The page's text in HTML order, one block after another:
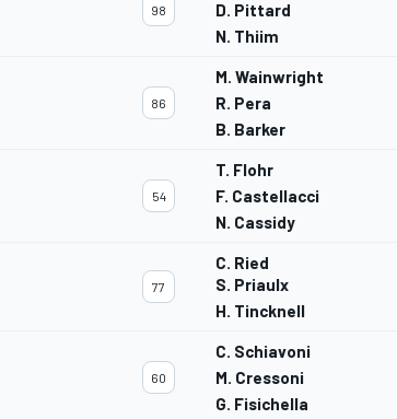
98
D. Pittard
N. Thiim
86
M. Wainwright
R. Pera
B. Barker
54
T. Flohr
F. Castellacci
N. Cassidy
77
C. Ried
S. Priaulx
H. Tincknell
60
C. Schiavoni
M. Cressoni
G. Fisichella